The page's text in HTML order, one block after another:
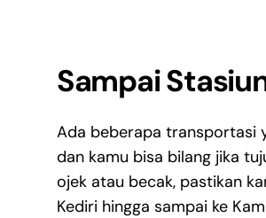
Sampai
Ada beberapa transportasi
dan kamu bisa bilang jika
ojek atau becak, pastikan
Kediri hingga sampai ke